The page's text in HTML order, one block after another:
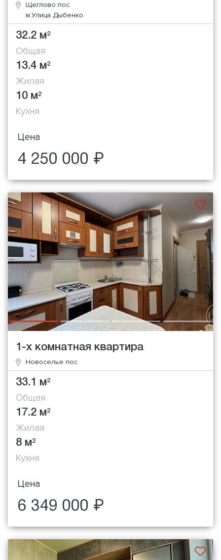
Щеглово пос.
м.Улица Дыбенко
32.2 м2
Общая
13.4 м2
Жилая
10 м2
Кухня
Цена
4 250 000 ₽
1-х комнатная квартира
Новоселье пос.
33.1 м2
Общая
17.2 м2
Жилая
8 м2
Кухня
Цена
6 349 000 ₽